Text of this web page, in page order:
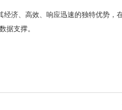
济、高效、响应迅速的独特优势，
据支撑。